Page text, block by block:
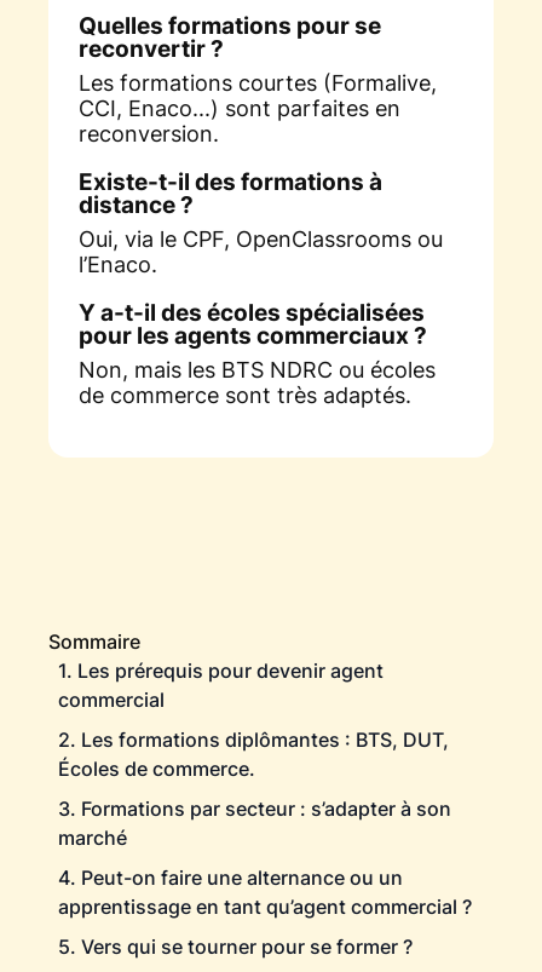
Sommaire
1. Les prérequis pour devenir agent
commercial
2. Les formations diplômantes : BTS, DUT,
Écoles de commerce.
3. Formations par secteur : s’adapter à son
marché
4. Peut-on faire une alternance ou un
apprentissage en tant qu’agent commercial ?
5. Vers qui se tourner pour se former ?
Quelles formations pour se
reconvertir ?
Les formations courtes (Formalive,
CCI, Enaco...) sont parfaites en
reconversion.
Existe-t-il des formations à
distance ?
Oui, via le CPF, OpenClassrooms ou
l’Enaco.
Y a-t-il des écoles spécialisées
pour les agents commerciaux ?
Non, mais les BTS NDRC ou écoles
de commerce sont très adaptés.